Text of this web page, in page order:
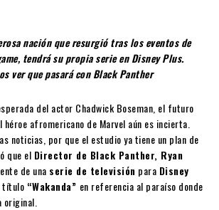
nación que resurgió tras los eventos de
tendrá su propia serie en Disney Plus.
ver que pasará con Black Panther
del actor Chadwick Boseman, el futuro
héroe afromericano de Marvel aún es incierta.
noticias, por que el estudio ya tiene un plan de
que el Director de Black Panther, Ryan
de una serie de televisión para Disney
título “Wakanda” en referencia al paraíso donde